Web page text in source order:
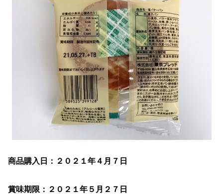
商品購入日：２０２１年４月７日
賞味期限：２０２１年５月２７日